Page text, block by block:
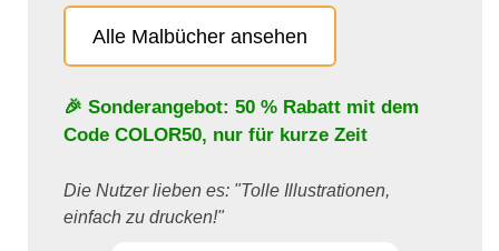
Alle Malbücher ansehen
🎉 Sonderangebot: 50 % Rabatt mit dem
Code COLOR50, nur für kurze Zeit
Die Nutzer lieben es: "Tolle Illustrationen,
einfach zu drucken!"